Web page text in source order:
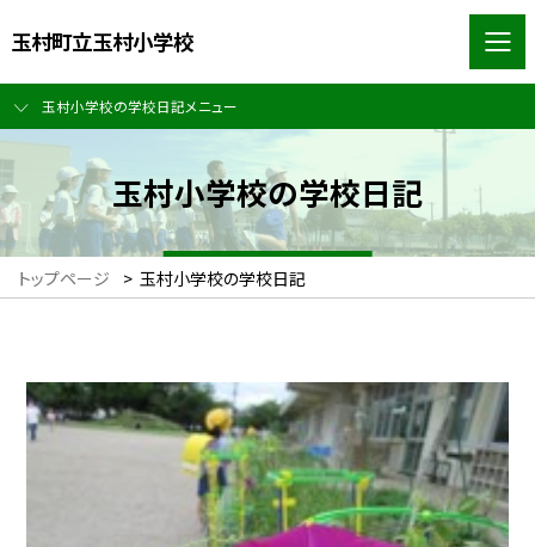
玉村町立玉村小学校
玉村小学校の学校日記メニュー
玉村小学校の学校日記
トップページ > 玉村小学校の学校日記